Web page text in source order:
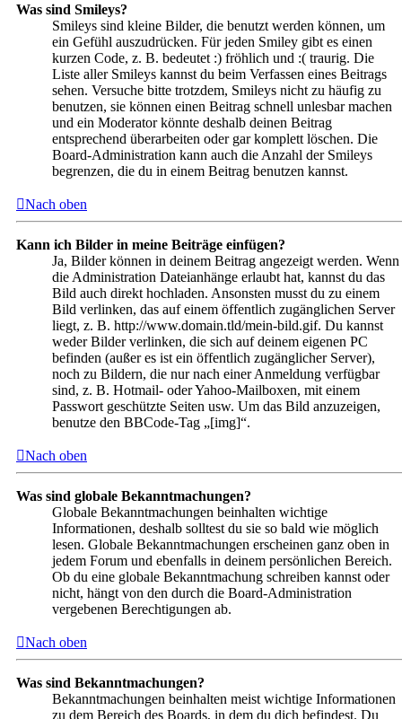
Was sind Smileys?
Smileys sind kleine Bilder, die benutzt werden können, um
ein Gefühl auszudrücken. Für jeden Smiley gibt es einen
kurzen Code, z. B. bedeutet :) fröhlich und :( traurig. Die
Liste aller Smileys kannst du beim Verfassen eines Beitrags
sehen. Versuche bitte trotzdem, Smileys nicht zu häufig zu
benutzen, sie können einen Beitrag schnell unlesbar machen
und ein Moderator könnte deshalb deinen Beitrag
entsprechend überarbeiten oder gar komplett löschen. Die
Board-Administration kann auch die Anzahl der Smileys
begrenzen, die du in einem Beitrag benutzen kannst.
Nach oben
Kann ich Bilder in meine Beiträge einfügen?
Ja, Bilder können in deinem Beitrag angezeigt werden. Wenn
die Administration Dateianhänge erlaubt hat, kannst du das
Bild auch direkt hochladen. Ansonsten musst du zu einem
Bild verlinken, das auf einem öffentlich zugänglichen Server
liegt, z. B. http://www.domain.tld/mein-bild.gif. Du kannst
weder Bilder verlinken, die sich auf deinem eigenen PC
befinden (außer es ist ein öffentlich zugänglicher Server),
noch zu Bildern, die nur nach einer Anmeldung verfügbar
sind, z. B. Hotmail- oder Yahoo-Mailboxen, mit einem
Passwort geschützte Seiten usw. Um das Bild anzuzeigen,
benutze den BBCode-Tag „[img]“.
Nach oben
Was sind globale Bekanntmachungen?
Globale Bekanntmachungen beinhalten wichtige
Informationen, deshalb solltest du sie so bald wie möglich
lesen. Globale Bekanntmachungen erscheinen ganz oben in
jedem Forum und ebenfalls in deinem persönlichen Bereich.
Ob du eine globale Bekanntmachung schreiben kannst oder
nicht, hängt von den durch die Board-Administration
vergebenen Berechtigungen ab.
Nach oben
Was sind Bekanntmachungen?
Bekanntmachungen beinhalten meist wichtige Informationen
zu dem Bereich des Boards, in dem du dich befindest. Du